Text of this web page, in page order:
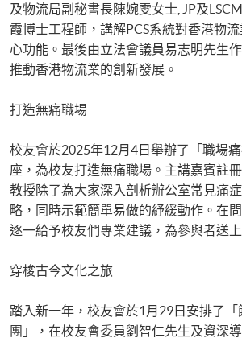
及物流局副秘書長陳婉雯女士, JP及
霞博士工程師，講解PCS系統對香港物
心功能。最後由立法會議員易志明先生
推動香港物流業的創新發展​​。​
打造無痛職場
校友會於2025年12月4日舉辦了「職場
座，為校友打造無痛職場。主講嘉賓註
教授除了為大家深入剖析辦公室常見痛
略，同時示範簡單易做的紓緩動作。在
逐一給予校友們專業建​​議，為參與者送
​​穿梭古今文化之旅​
踏入新一年，校友會於1月29日安排了
團」，在校友會委員劉智仁先生及資深